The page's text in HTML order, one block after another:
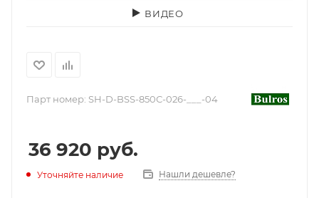
ВИДЕО
Парт номер: SH-D-BSS-850С-026-___-04
36 920 руб.
Уточняйте наличие Нашли дешевле?